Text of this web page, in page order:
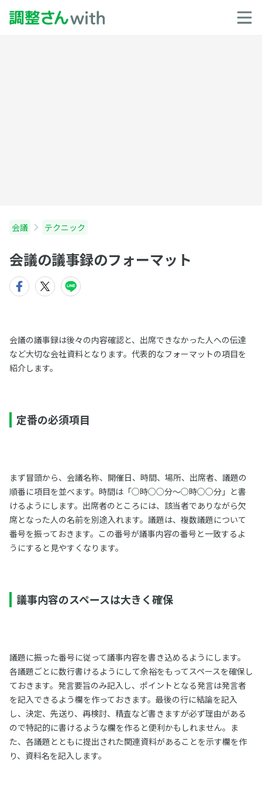
会議 テクニック
会議の議事録のフォーマット
会議の議事録は後々の内容確認と、出席できなかった人への伝達
など大切な会社資料となります。代表的なフォーマットの項目を
紹介します。
定番の必須項目
まず冒頭から、会議名称、開催日、時間、場所、出席者、議題の
順番に項目を並べます。時間は「○時○○分～○時○○分」と書
けるようにします。出席者のところには、該当者でありながら欠
席となった人の名前を別途入れます。議題は、複数議題について
番号を振っておきます。この番号が議事内容の番号と一致するよ
うにすると見やすくなります。
議事内容のスペースは大きく確保
議題に振った番号に従って議事内容を書き込めるようにします。
各議題ごとに数行書けるようにして余裕をもってスペースを確保し
ておきます。発言要旨のみ記入し、ポイントとなる発言は発言者
を記入できるよう欄を作っておきます。最後の行に結論を記入
し、決定、先送り、再検討、精査など書きますが必ず理由がある
ので特記的に書けるような欄を作ると便利かもしれません。ま
た、各議題とともに提出された関連資料があることを示す欄を作
り、資料名を記入します。